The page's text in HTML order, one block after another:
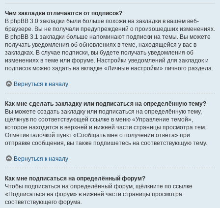
Чем закладки отличаются от подписок?
В phpBB 3.0 закладки были больше похожи на закладки в вашем веб-
браузере. Вы не получали предупреждений о произошедших изменениях.
В phpBB 3.1 закладки больше напоминают подписки на темы. Вы можете
получать уведомления об обновлениях в теме, находящейся у вас в
закладках. В случае подписки, вы будете получать уведомления об
изменениях в теме или форуме. Настройки уведомлений для закладок и
подписок можно задать на вкладке «Личные настройки» личного раздела.
Вернуться к началу
Как мне сделать закладку или подписаться на определённую тему?
Вы можете создать закладку или подписаться на определённую тему,
щёлкнув по соответствующей ссылке в меню «Управление темой»,
которое находится в верхней и нижней части страницы просмотра тем.
Отметив галочкой пункт «Сообщать мне о получении ответа» при
отправке сообщения, вы также подпишетесь на соответствующую тему.
Вернуться к началу
Как мне подписаться на определённый форум?
Чтобы подписаться на определённый форум, щёлкните по ссылке
«Подписаться на форум» в нижней части страницы просмотра
соответствующего форума.